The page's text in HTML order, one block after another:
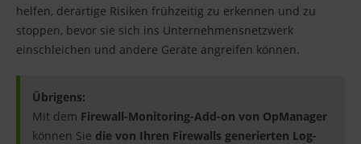
helfen, derartige Risiken frühzeitig zu erkennen und zu
stoppen, bevor sie sich ins Unternehmensnetzwerk
einschleichen und andere Geräte angreifen können.
Übrigens:
Mit dem Firewall-Monitoring-Add-on von OpManager
können Sie die von Ihren Firewalls generierten Log-